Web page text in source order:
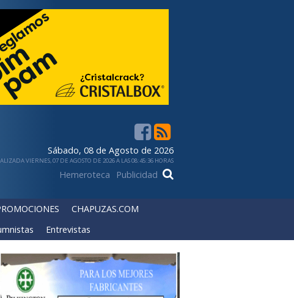
Sábado, 08 de Agosto de 2026
VIERNES, 07 DE AGOSTO DE 2026 A LAS 08:45:36 HORAS
Hemeroteca Publicidad
CHAPUZAS.COM
Entrevistas